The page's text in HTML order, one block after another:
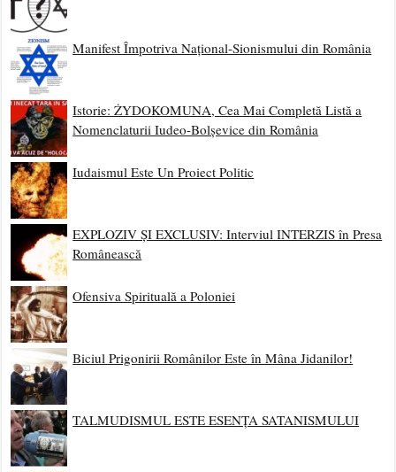
Manifest Împotriva Național-Sionismului din România
Istorie: ŻYDOKOMUNA, Cea Mai Completă Listă a
Nomenclaturii Iudeo-Bolșevice din România
Iudaismul Este Un Proiect Politic
EXPLOZIV ȘI EXCLUSIV: Interviul INTERZIS în Presa
Românească
Ofensiva Spirituală a Poloniei
Biciul Prigonirii Românilor Este în Mâna Jidanilor!
TALMUDISMUL ESTE ESENȚA SATANISMULUI